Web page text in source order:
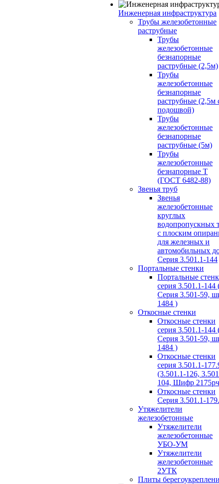
Инженерная инфраструктура
Трубы железобетонные
раструбные
Трубы
железобетонные
безнапорные
раструбные (2,5м)
Трубы
железобетонные
безнапорные
раструбные (2,5м
подошвой)
Трубы
железобетонные
безнапорные
раструбные (5м)
Трубы
железобетонные
безнапорные Т
(ГОСТ 6482-88)
Звенья труб
Звенья
железобетонные
круглых
водопропускных
с плоским
для железных и
автомобильных
Серия 3.501.1-144
Портальные стенки
Портальные
серия 3.501.1-144
Серия 3.501-59,
1484 )
Откосные стенки
Откосные стенки
серия 3.501.1-144
Серия 3.501-59,
1484 )
Откосные стенки
серия 3.501.1-
(3.501.1-126,
104, Шифр
Откосные стенки
Серия 3.501.1-
Утяжелители
железобетонные
Утяжелители
железобетонные
УБО-УМ
Утяжелители
железобетонные
2УТК
Плиты